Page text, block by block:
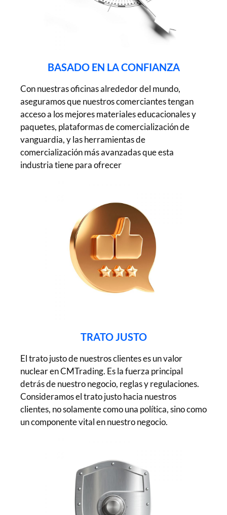
BASADO EN LA CONFIANZA
Con nuestras oficinas alrededor del mundo,
aseguramos que nuestros comerciantes tengan
acceso a los mejores materiales educacionales y
paquetes, plataformas de comercialización de
vanguardia, y las herramientas de
comercialización más avanzadas que esta
industria tiene para ofrecer
TRATO JUSTO
El trato justo de nuestros clientes es un valor
nuclear en CMTrading. Es la fuerza principal
detrás de nuestro negocio, reglas y regulaciones.
Consideramos el trato justo hacia nuestros
clientes, no solamente como una política, sino como
un componente vital en nuestro negocio.